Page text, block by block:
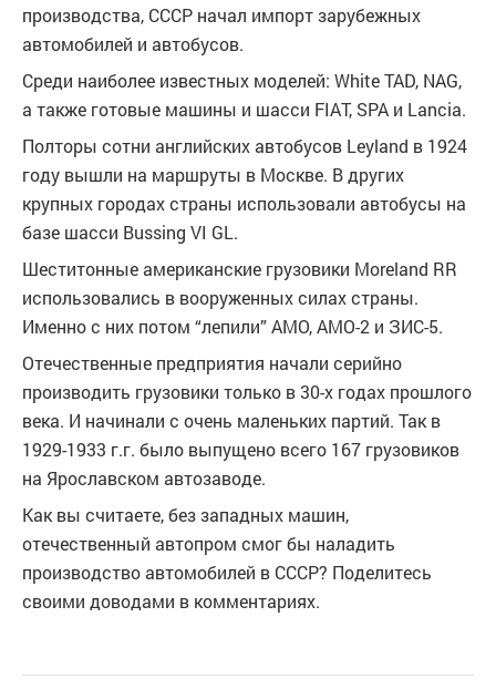
производства, СССР начал импорт зарубежных
автомобилей и автобусов.
Среди наиболее известных моделей: White TAD, NAG,
а также готовые машины и шасси FIAT, SPA и Lancia.
Полторы сотни английских автобусов Leyland в 1924
году вышли на маршруты в Москве. В других
крупных городах страны использовали автобусы на
базе шасси Bussing VI GL.
Шеститонные американские грузовики Moreland RR
использовались в вооруженных силах страны.
Именно с них потом “лепили” АМО, АМО-2 и ЗИС-5.
Отечественные предприятия начали серийно
производить грузовики только в 30-х годах прошлого
века. И начинали с очень маленьких партий. Так в
1929-1933 г.г. было выпущено всего 167 грузовиков
на Ярославском автозаводе.
Как вы считаете, без западных машин,
отечественный автопром смог бы наладить
производство автомобилей в СССР? Поделитесь
своими доводами в комментариях.